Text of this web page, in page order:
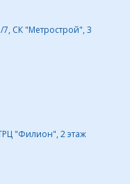
СК "Метрострой", 3
"Филион", 2 этаж